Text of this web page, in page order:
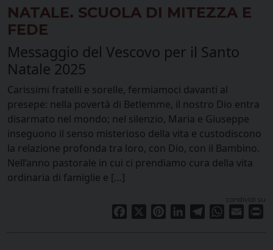
NATALE. SCUOLA DI MITEZZA E
FEDE
Messaggio del Vescovo per il Santo
Natale 2025
Carissimi fratelli e sorelle, fermiamoci davanti al
presepe: nella povertà di Betlemme, il nostro Dio entra
disarmato nel mondo; nel silenzio, Maria e Giuseppe
inseguono il senso misterioso della vita e custodiscono
la relazione profonda tra loro, con Dio, con il Bambino.
Nell’anno pastorale in cui ci prendiamo cura della vita
ordinaria di famiglie e […]
condividi su
Facebook PinterestLinkedInTelegramWhatsApp
Email